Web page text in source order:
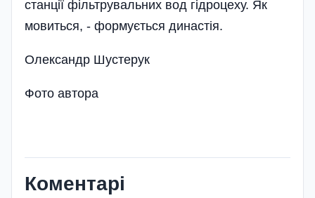
станції фільтрувальних вод гідроцеху. Як
мовиться, - формується династія.
Олександр Шустерук
Фото автора
Коментарі